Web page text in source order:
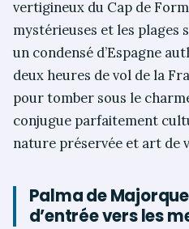
vertigineux du Cap de
mystérieuses et les plages
un condensé d’Espagne
deux heures de vol de la
pour tomber sous le
conjugue parfaitement
nature préservée et art de
Palma de
d’entrée vers les